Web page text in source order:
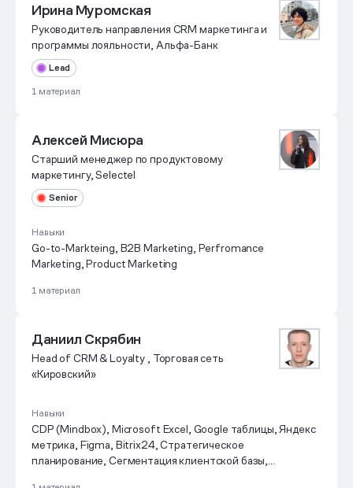
Ирина Муромская
Руководитель направления CRM маркетинга и
программы лояльности, Альфа-Банк
Lead
1 материал
Алексей Мисюра
Старший менеджер по продуктовому
маркетингу, Selectel
Senior
Навыки
Go-to-Markteing, B2B Marketing, Perfromance
Marketing, Product Marketing
1 материал
Даниил Скрябин
Head of CRM & Loyalty , Торговая сеть
«Кировский»
Навыки
CDP (Mindbox), Microsoft Excel, Google таблицы, Яндекс
метрика, Figma, Bitrix24, Стратегическое
планирование, Сегментация клиентской базы,